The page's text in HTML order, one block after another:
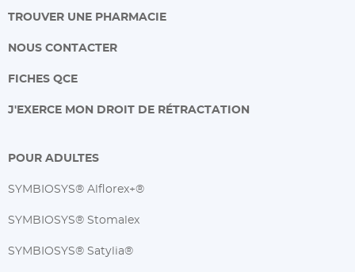
TROUVER UNE PHARMACIE
NOUS CONTACTER
FICHES QCE
J'EXERCE MON DROIT DE RÉTRACTATION
POUR ADULTES
SYMBIOSYS® Alflorex+®
SYMBIOSYS® Stomalex
SYMBIOSYS® Satylia®